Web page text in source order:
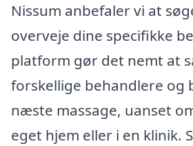
Nissum anbefaler vi at
overveje dine specifikke
platform gør det nemt at
forskellige behandlere og
næste massage, uanset
eget hjem eller i en klinik.